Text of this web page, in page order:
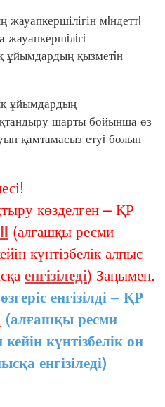
мiндеттi
жауапкершiлiгi
ұйымдардың қызметiн
ұйымдардың
шарты бойынша өз
қамтамасыз етуi болып
көзделген – ҚР
(алғашқы ресми
күнтізбелік алпыс
енгізіледі) Заңымен.
енгізілді – ҚР
(алғашқы ресми
күнтізбелік он
енгізіледі)